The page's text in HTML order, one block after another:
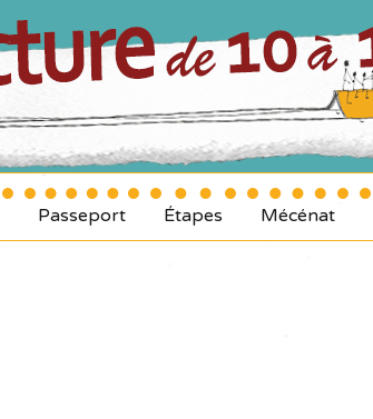
Passeport Étapes Mécénat